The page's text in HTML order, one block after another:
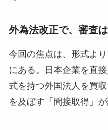
外為法改正で、審査
今回の焦点は、形式よ
にある。日本企業を直
式を持つ外国法人を買
を及ぼす「間接取得」が